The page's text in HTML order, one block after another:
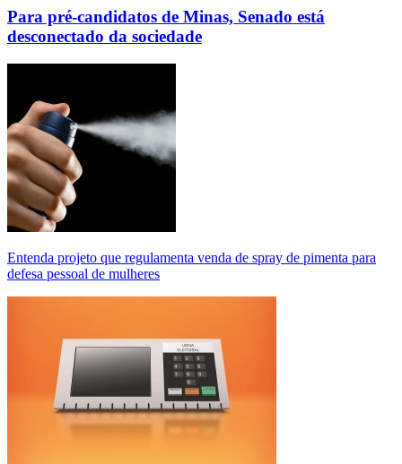
Para pré-candidatos de Minas, Senado está
desconectado da sociedade
Entenda projeto que regulamenta venda de spray de pimenta para
defesa pessoal de mulheres